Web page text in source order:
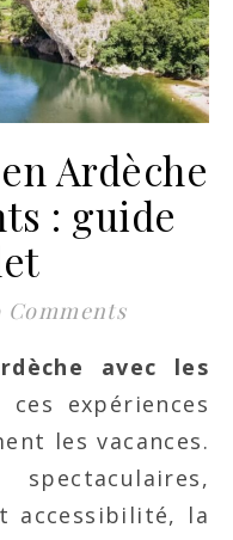
Ardèche
: guide
Comments
expériences
les vacances.
accessibilité, la